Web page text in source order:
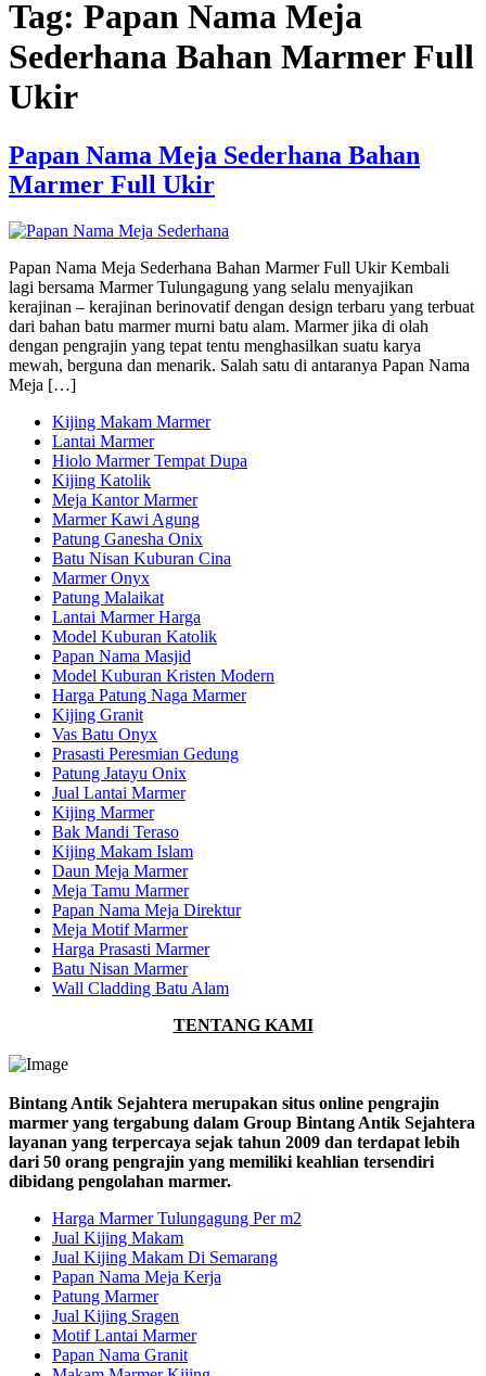
Tag: Papan Nama Meja
Sederhana Bahan Marmer Full
Ukir
Papan Nama Meja Sederhana Bahan
Marmer Full Ukir
Papan Nama Meja Sederhana Bahan Marmer Full Ukir Kembali
lagi bersama Marmer Tulungagung yang selalu menyajikan
kerajinan – kerajinan berinovatif dengan design terbaru yang terbuat
dari bahan batu marmer murni batu alam. Marmer jika di olah
dengan pengrajin yang tepat tentu menghasilkan suatu karya
mewah, berguna dan menarik. Salah satu di antaranya Papan Nama
Meja […]
Kijing Makam Marmer
Lantai Marmer
Hiolo Marmer Tempat Dupa
Kijing Katolik
Meja Kantor Marmer
Marmer Kawi Agung
Patung Ganesha Onix
Batu Nisan Kuburan Cina
Marmer Onyx
Patung Malaikat
Lantai Marmer Harga
Model Kuburan Katolik
Papan Nama Masjid
Model Kuburan Kristen Modern
Harga Patung Naga Marmer
Kijing Granit
Vas Batu Onyx
Prasasti Peresmian Gedung
Patung Jatayu Onix
Jual Lantai Marmer
Kijing Marmer
Bak Mandi Teraso
Kijing Makam Islam
Daun Meja Marmer
Meja Tamu Marmer
Papan Nama Meja Direktur
Meja Motif Marmer
Harga Prasasti Marmer
Batu Nisan Marmer
Wall Cladding Batu Alam
TENTANG KAMI
Bintang Antik Sejahtera merupakan situs online pengrajin
marmer yang tergabung dalam Group Bintang Antik Sejahtera
layanan yang terpercaya sejak tahun 2009 dan terdapat lebih
dari 50 orang pengrajin yang memiliki keahlian tersendiri
dibidang pengolahan marmer.
Harga Marmer Tulungagung Per m2
Jual Kijing Makam
Jual Kijing Makam Di Semarang
Papan Nama Meja Kerja
Patung Marmer
Jual Kijing Sragen
Motif Lantai Marmer
Papan Nama Granit